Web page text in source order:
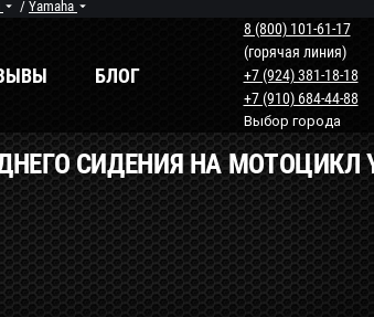
Наши
+7 (924)
+7 (910)
БЛОГ
8 (800) 101-61-17
(горячая линия)
+7 (924) 381-18-18
+7 (910) 684-44-88
Выбор города
/ Yamaha
СИДЕНИЯ НА МОТОЦИКЛ